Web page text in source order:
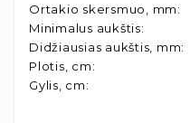
Ortakio skersmuo, mm:
Minimalus aukštis:
Didžiausias aukštis, mm:
Plotis, cm:
Gylis, cm: